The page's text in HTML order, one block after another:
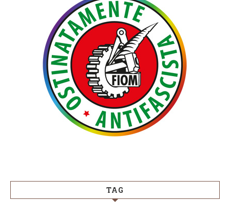
TAG